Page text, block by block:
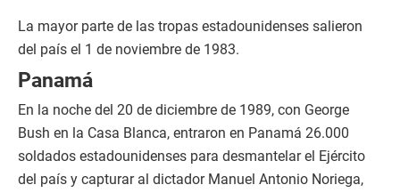
La mayor parte de las tropas estadounidenses salieron
del país el 1 de noviembre de 1983.
Panamá
En la noche del 20 de diciembre de 1989, con George
Bush en la Casa Blanca, entraron en Panamá 26.000
soldados estadounidenses para desmantelar el Ejército
del país y capturar al dictador Manuel Antonio Noriega,